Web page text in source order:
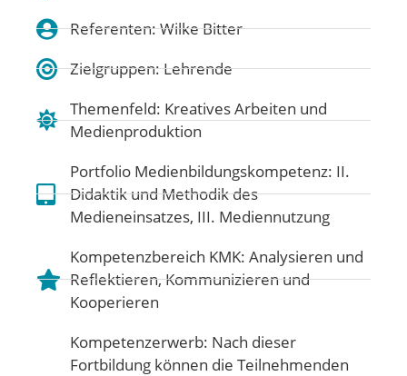
Referenten: Wilke Bitter
Zielgruppen: Lehrende
Themenfeld: Kreatives Arbeiten und
Medienproduktion
Portfolio Medienbildungskompetenz: II.
Didaktik und Methodik des
Medieneinsatzes, III. Mediennutzung
Kompetenzbereich KMK: Analysieren und
Reflektieren,Kommunizieren und
Kooperieren
Kompetenzerwerb: Nach dieser
Fortbildung können die Teilnehmenden